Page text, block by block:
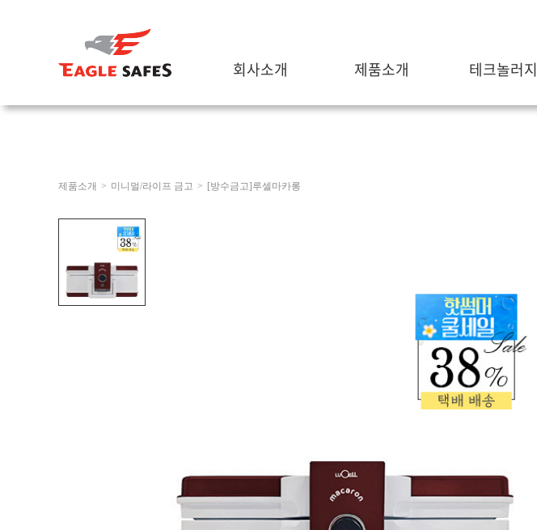
회사소개 제품소개 테크놀러지
제품소개 > 미니멀/라이프 금고 > [방수금고]루셀마카롱